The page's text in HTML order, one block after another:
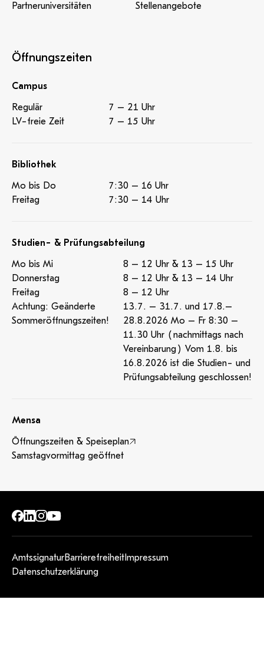
Partneruniversitäten
Stellenangebote
Öffnungszeiten
Campus
Regulär
7 – 21 Uhr
LV-freie Zeit
7 – 15 Uhr
Bibliothek
Mo bis Do
7:30 – 16 Uhr
Freitag
7:30 – 14 Uhr
Studien- & Prüfungsabteilung
Mo bis Mi
8 – 12 Uhr & 13 – 15 Uhr
Donnerstag
8 – 12 Uhr & 13 – 14 Uhr
Freitag
8 – 12 Uhr
Achtung: Geänderte
Sommeröffnungszeiten!
13.7. – 31.7. und 17.8.–
28.8.2026 Mo – Fr 8:30 –
11.30 Uhr (nachmittags nach
Vereinbarung) Vom 1.8. bis
16.8.2026 ist die Studien- und
Prüfungsabteilung geschlossen!
Mensa
Öffnungszeiten & Speiseplan
Samstagvormittag geöffnet
AmtssignaturBarrierefreiheit Impressum
Datenschutzerklärung